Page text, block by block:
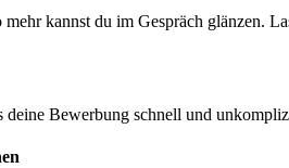
kannst du im Gespräch glänzen.
deine Bewerbung schnell und